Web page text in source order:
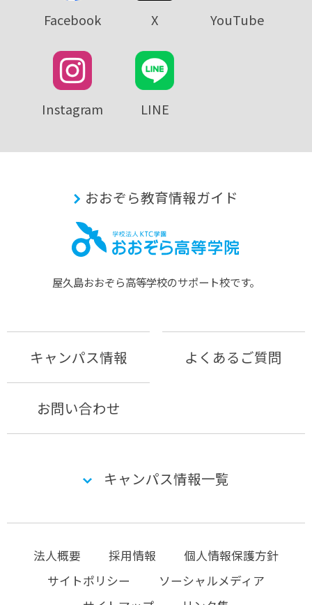
Facebook X YouTube
Instagram LINE
おおぞら教育情報ガイド
屋久島おおぞら⾼等学校のサポート校です。
キャンパス情報 よくあるご質問
お問い合わせ
キャンパス情報一覧
法人概要 採用情報
個人情報保護方針
サイトポリシー
ソーシャルメディア